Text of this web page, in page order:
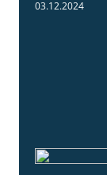
03.12.2024